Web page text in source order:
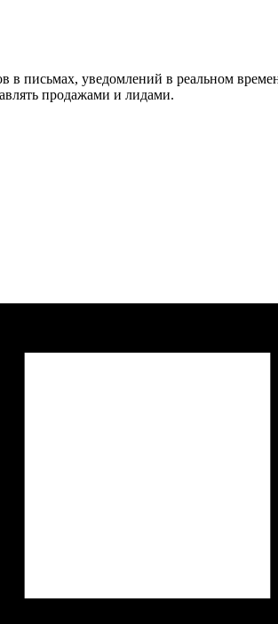
письмах, уведомлений в реальном
продажами и лидами.